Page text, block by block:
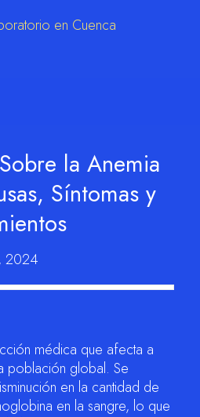
la Anemia
Síntomas y
2024
médica que afecta a
población global. Se
en la cantidad de
en la sangre, lo que